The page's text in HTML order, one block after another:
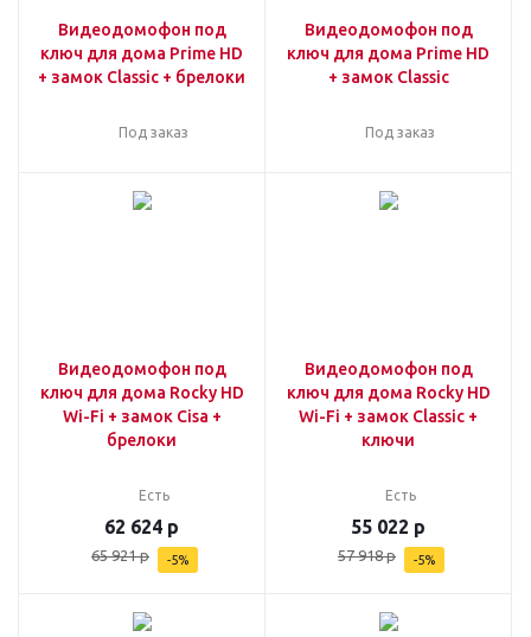
Видеодомофон под
ключ для дома Prime HD
+ замок Classic + брелоки
Под заказ
Видеодомофон под
ключ для дома Prime HD
+ замок Classic
Под заказ
Видеодомофон под
ключ для дома Rocky HD
Wi-Fi + замок Cisa +
брелоки
Есть
62 624 р
65 921р -5%
Видеодомофон под
ключ для дома Rocky HD
Wi-Fi + замок Classic +
ключи
Есть
55 022 р
57 918р -5%